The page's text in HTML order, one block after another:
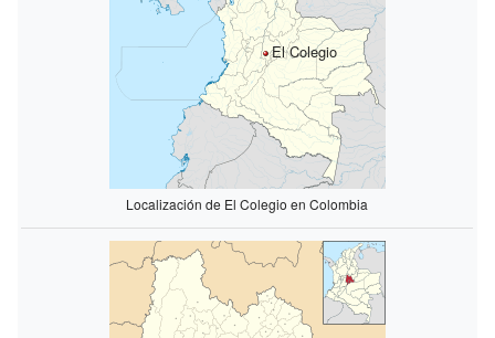
El Colegio
Localización de El Colegio en Colombia